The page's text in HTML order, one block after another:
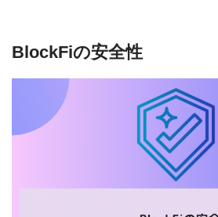
BlockFiの安全性